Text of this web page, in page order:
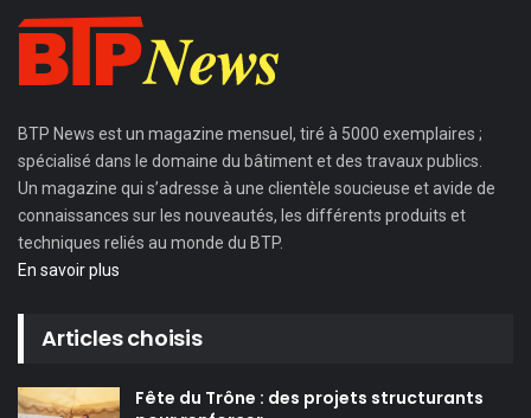
BTP News est un magazine mensuel, tiré à 5000 exemplaires ;
spécialisé dans le domaine du bâtiment et des travaux publics.
Un magazine qui s’adresse à une clientèle soucieuse et avide de
connaissances sur les nouveautés, les différents produits et
techniques reliés au monde du BTP.
En savoir plus
Articles choisis
Fête du Trône : des projets structurants